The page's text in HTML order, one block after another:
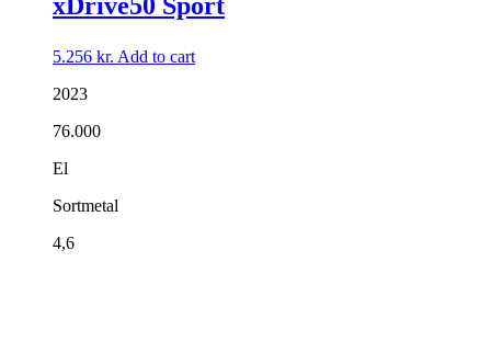
5.256 kr. Add to cart
2023
76.000
El
Sortmetal
4,6